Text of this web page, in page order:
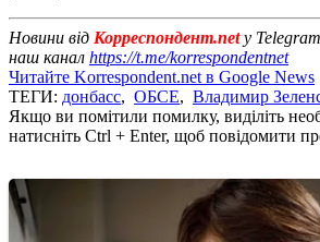
Новини від Корреспондент.netу
наш канал https://t.me/korrespondentnet
Читайте Korrespondent.net в Google News
ТЕГИ: донбасс, ОБСЕ, Владимир
Якщо ви помітили помилку, виділіть
натисніть Ctrl + Enter, щоб повідомити